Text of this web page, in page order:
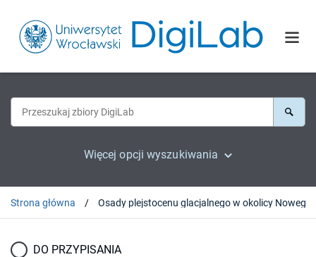
Więcej opcji wyszukiwania
Strona główna
DO PRZYPISANIA